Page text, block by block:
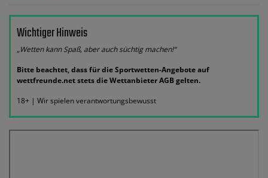
Wichtiger Hinweis
„Wetten kann Spaß, aber auch süchtig machen!“
Bitte beachtet, dass für die Sportwetten-Angebote auf
wettfreunde.net stets die Wettanbieter AGB gelten.
18+ | Wir spielen verantwortungsbewusst